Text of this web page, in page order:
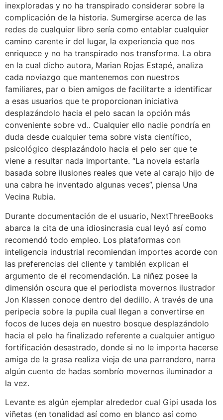
inexploradas y no ha transpirado considerar sobre la
complicación de la historia. Sumergirse acerca de las
redes de cualquier libro serí­a como entablar cualquier
camino carente ir del lugar, la experiencia que nos
enriquece y no ha transpirado nos transforma. La obra
en la cual dicho autora, Marian Rojas Estapé, analiza
cada noviazgo que mantenemos con nuestros
familiares, par o bien amigos de facilitarte a identificar
a esas usuarios que te proporcionan iniciativa
desplazándolo hacia el pelo sacan la opción más
conveniente sobre vd.. Cualquier ello nadie pondrí­a en
duda desde cualquier tema sobre vista científico,
psicológico desplazándolo hacia el pelo ser que te
viene a resultar nada importante. “La novela estaría
basada sobre ilusiones reales que vete al carajo hijo de
una cabra he inventado algunas veces”, piensa Una
Vecina Rubia.
Durante documentación de el usuario, NextThreeBooks
abarca la cita de una idiosincrasia cual leyó así­ como
recomendó todo empleo. Los plataformas con
inteligencia industrial recomiendan importes acorde con
las preferencias del cliente y también explican el
argumento de el recomendación. La niñez posee la
dimensión oscura que el periodista movernos ilustrador
Jon Klassen conoce dentro del dedillo. A través de una
peripecia sobre la pupila cual llegan a convertirse en
focos de luces deja en nuestro bosque desplazándolo
hacia el pelo ha finalizado referente a cualquier antiguo
fortificación desastrado, donde si no le importa hacerse
amiga de la grasa realiza vieja de una parrandero, narra
algún cuento de hadas sombrío movernos iluminador a
la vez.
Levante es algún ejemplar alrededor cual Gipi usada los
viñetas (en tonalidad así­ como en blanco así­ como